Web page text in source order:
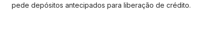
pede depósitos antecipados para liberação de crédito.